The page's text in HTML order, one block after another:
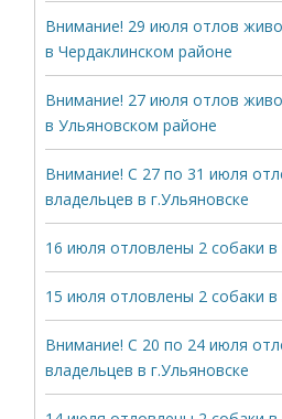
Внимание! 29 июля отлов
в Чердаклинском районе
Внимание! 27 июля отлов
в Ульяновском районе
Внимание! С 27 по 31 июля
владельцев в г.Ульяновске
16 июля отловлены 2 собаки в
15 июля отловлены 2 собаки в
Внимание! С 20 по 24 июля
владельцев в г.Ульяновске